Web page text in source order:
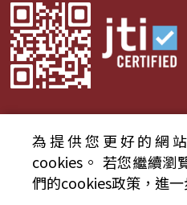
© 2024財團法人中央
資通安全政策聲明
服
為提供您更好的網
cookies。 若您繼續瀏
們的cookies政策，進